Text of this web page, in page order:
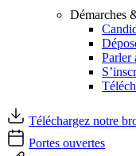
Démarches
Parler
Téléchargez notre
Portes ouvertes